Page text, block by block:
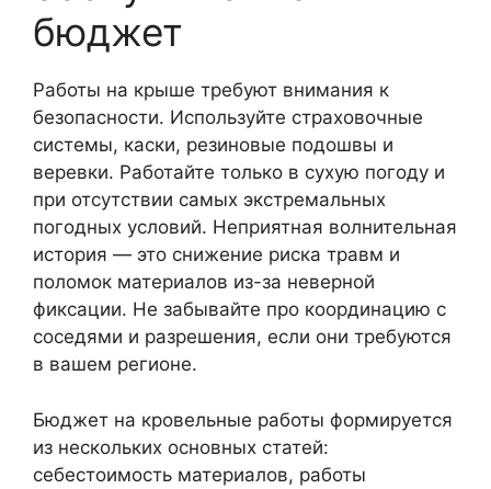
бюджет
Работы на крыше требуют внимания к
безопасности. Используйте страховочные
системы, каски, резиновые подошвы и
веревки. Работайте только в сухую погоду и
при отсутствии самых экстремальных
погодных условий. Неприятная волнительная
история — это снижение риска травм и
поломок материалов из-за неверной
фиксации. Не забывайте про координацию с
соседями и разрешения, если они требуются
в вашем регионе.
Бюджет на кровельные работы формируется
из нескольких основных статей:
себестоимость материалов, работы